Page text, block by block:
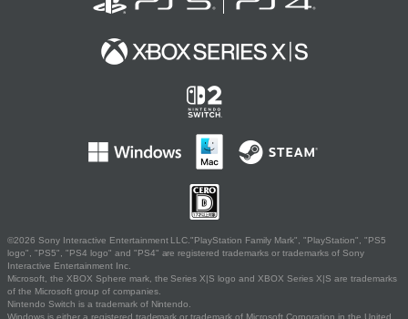
©2026 Sony Interactive Entertainment LLC."PlayStation Family Mark", "PlayStation", "PS5
logo", "PS5", "PS4 logo" and "PS4" are registered trademarks or trademarks of Sony
Interactive Entertainment Inc.
Microsoft, the XBOX Sphere mark, the Series X|S logo and XBOX Series X|S are trademarks
of the Microsoft group of companies.
Nintendo Switch is a trademark of Nintendo.
Windows is either a registered trademark or trademark of Microsoft Corporation in the United